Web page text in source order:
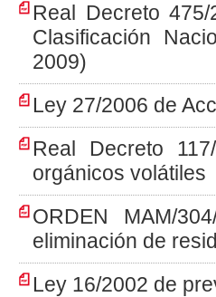
Real Decreto
Clasificación
2009)
Ley 27/2006 de
Real Decreto
orgánicos volátiles
ORDEN MAM/
eliminación de
Ley 16/2002 de